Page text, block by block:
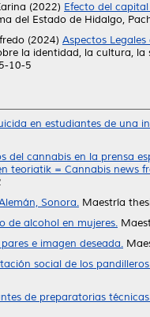
(2022) Efecto del
del Estado de Hidalgo,
(2024) Aspectos
la identidad, la cultura,
10-5
en estudiantes de una
del cannabis en la prensa
teoriatik = Cannabis news
Sonora. Maestría
de alcohol en mujeres.
e imagen deseada.
social de los
de preparatorias